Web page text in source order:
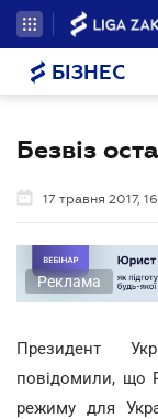
БІЗНЕС
Безвіз
17 травня 2017,
Реклама
Президент
повідомили, що
режиму для